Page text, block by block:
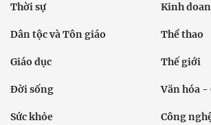
Thời sự Kinh
Dân tộc và Tôn giáo Thể thao
Giáo dục Thế giới
Đời sống Văn hóa
Sức khỏe Công